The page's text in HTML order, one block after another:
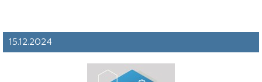
15.12.2024